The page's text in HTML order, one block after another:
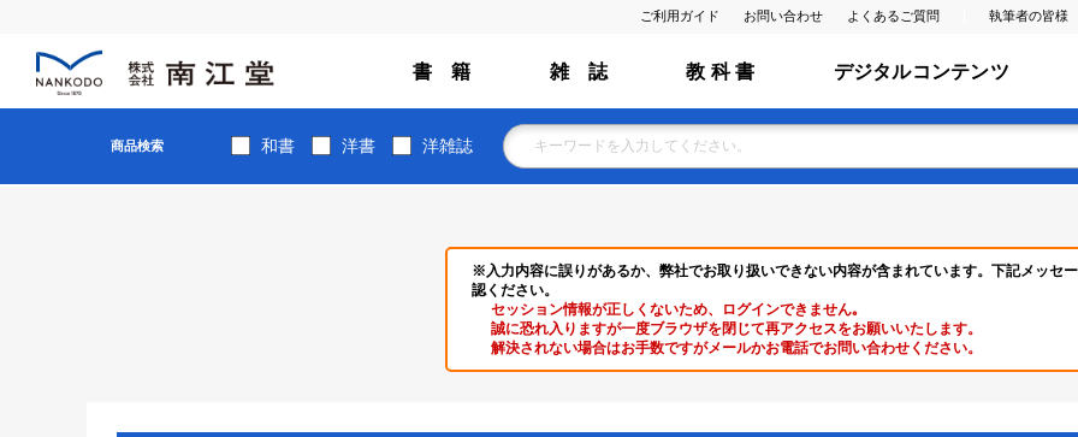
ご利用ガイド お問い合わせ よくあるご質問 執筆者の皆様
書 籍 雑 誌 教 科 書 デジタルコンテンツ
商品検索 和書 洋書 洋雑誌
※入力内容に誤りがあるか、弊社でお取り扱いできない内容が含まれています。下記メッセ
認ください。
セッション情報が正しくないため、ログインできません｡
誠に恐れ入りますが一度ブラウザを閉じて再アクセスをお願いいたします。
解決されない場合はお手数ですがメールかお電話でお問い合わせください。